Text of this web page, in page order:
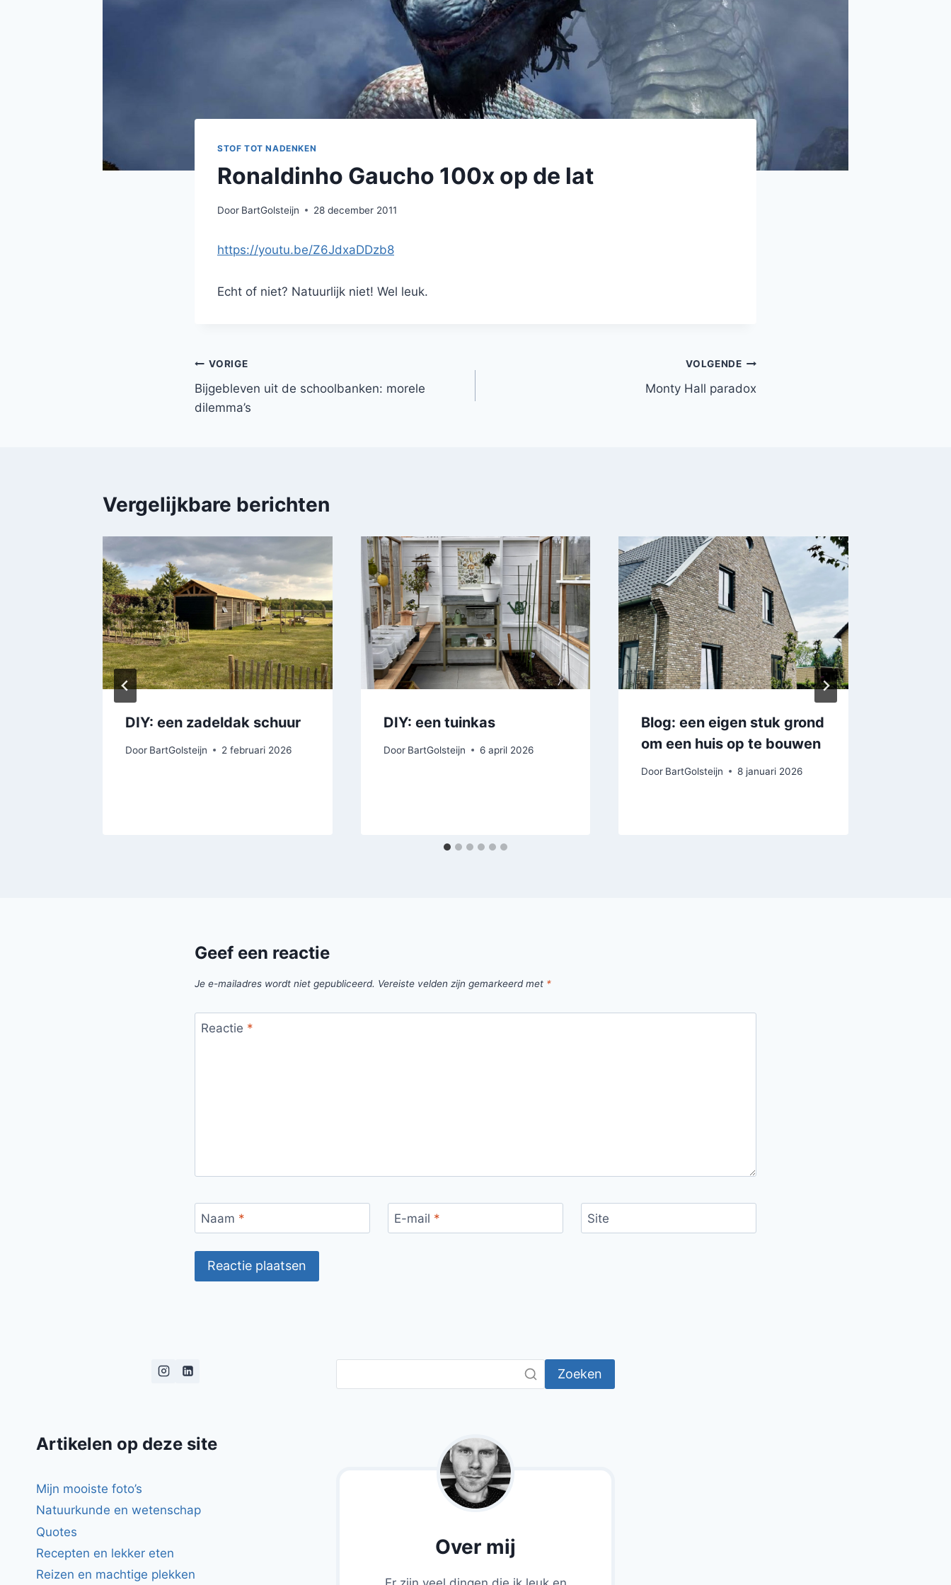
STOF TOT NADENKEN
Ronaldinho Gaucho 100x op de lat
Door BartGolsteijn 28 december 2011
https://youtu.be/Z6JdxaDDzb8
Echt of niet? Natuurlijk niet! Wel leuk.
Bericht
navigatie
VORIGE
Bijgebleven uit de schoolbanken: morele
dilemma’s
VOLGENDE
Monty Hall paradox
Vergelijkbare berichten
DIY: een zadeldak schuur
Door BartGolsteijn 2 februari 2026
DIY: een tuinkas
Door BartGolsteijn 6 april 2026
Blog: een eigen stuk grond
om een huis op te bouwen
Door BartGolsteijn 8 januari 2026
Geef een reactie
Je e-mailadres wordt niet gepubliceerd. Vereiste velden zijn gemarkeerd met *
Reactie *
Naam * E-mail * Site
Zoeken
Artikelen op deze site
Mijn mooiste foto’s
Natuurkunde en wetenschap
Quotes
Recepten en lekker eten
Reizen en machtige plekken
Over mij